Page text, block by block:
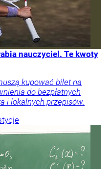
nauczyciel. Te kwoty
kupować bilet na
do bezpłatnych
i lokalnych przepisów.